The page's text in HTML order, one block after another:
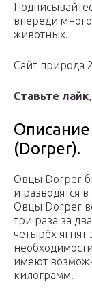
впереди
животных.
Сайт природа
Ставьте лайк
(Dorper).
Овцы Dorper
и разводятся
Овцы Dorper
три раза за
четырёх
имеют
килограмм.